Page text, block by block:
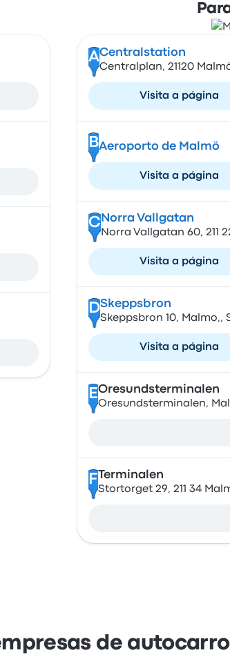
ACentralstation
Centralplan, 21120
Visita a página
BAeroporto de Malmö
Visita a página
CNorra Vallgatan
Norra Vallgatan 60, 211
Visita a página
DSkeppsbron
Skeppsbron 10, Malmo,,
Visita a página
EOresundsterminalen
Oresundsterminalen,
F Terminalen
Stortorget 29, 211 34
de